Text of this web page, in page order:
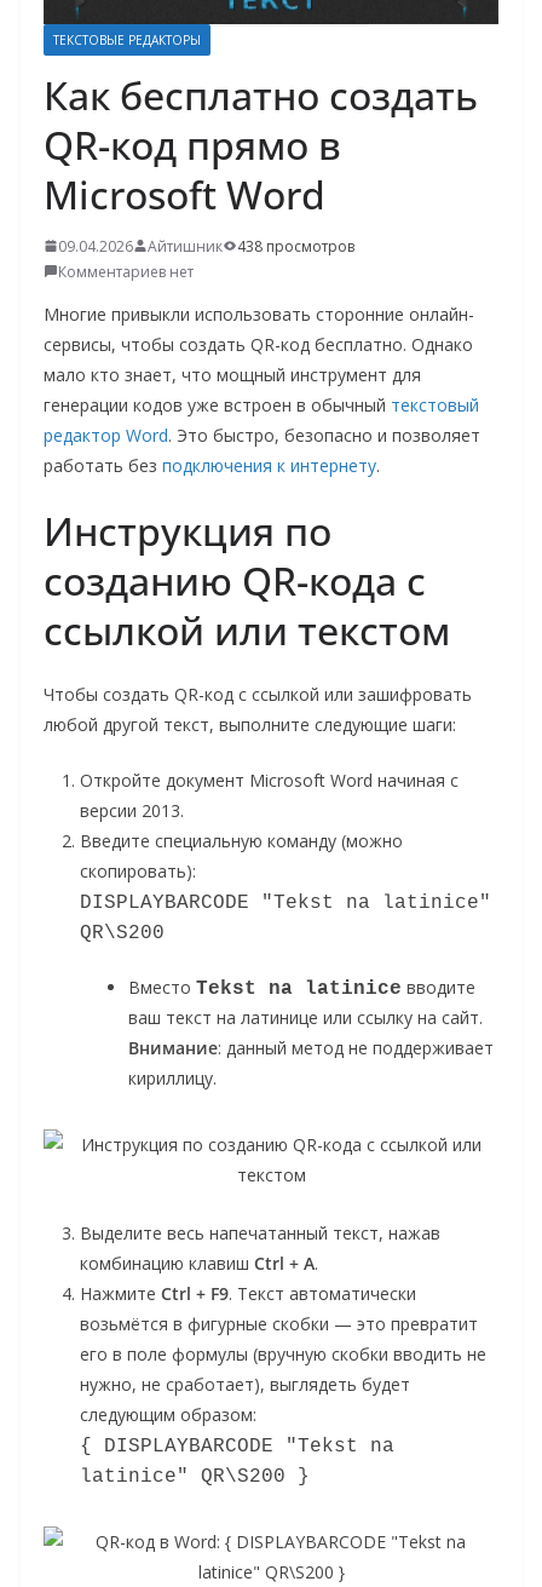
ТЕКСТОВЫЕ РЕДАКТОРЫ
Как бесплатно создать
QR-код прямо в
Microsoft Word
09.04.2026 Айтишник
438 просмотров
Комментариев нет
Многие привыкли использовать сторонние онлайн-
сервисы, чтобы создать QR-код бесплатно. Однако
мало кто знает, что мощный инструмент для
генерации кодов уже встроен в обычный текстовый
редактор Word. Это быстро, безопасно и позволяет
работать без подключения к интернету.
Инструкция по
созданию QR-кода с
ссылкой или текстом
Чтобы создать QR-код с ссылкой или зашифровать
любой другой текст, выполните следующие шаги:
Откройте документ Microsoft Word начиная с
версии 2013.
Введите специальную команду (можно
скопировать):
DISPLAYBARCODE "Tekst na latinice"
QR\S200
Вместо Tekst na latinice вводите
ваш текст на латинице или ссылку на сайт.
Внимание: данный метод не поддерживает
кириллицу.
Выделите весь напечатанный текст, нажав
комбинацию клавиш Ctrl + A.
Нажмите Ctrl + F9. Текст автоматически
возьмётся в фигурные скобки — это превратит
его в поле формулы (вручную скобки вводить не
нужно, не сработает), выглядеть будет
следующим образом:
{ DISPLAYBARCODE "Tekst na
latinice" QR\S200 }